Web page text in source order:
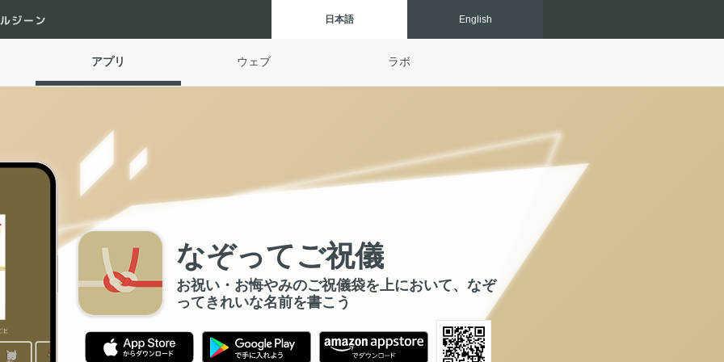
日本語 Eng lish
アプリ ウェブ ラボ
なぞってご祝儀
お祝い・お悔やみのご祝儀袋を上において、なぞ
ってきれいな名前を書こう